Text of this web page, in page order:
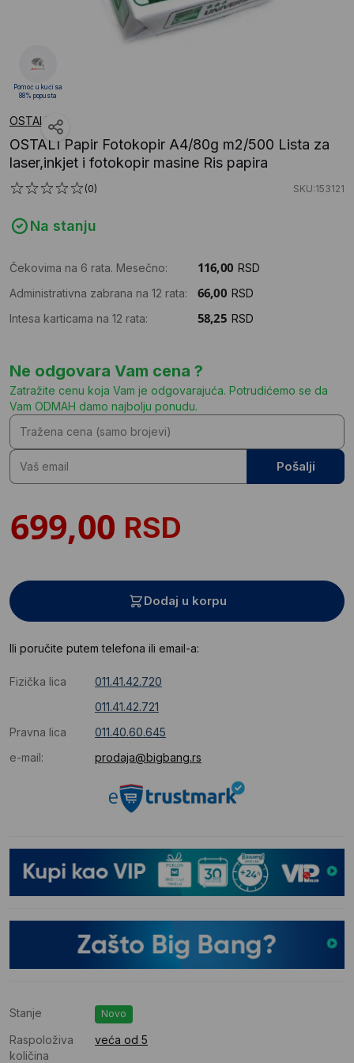
OSTALI
OSTALI Papir Fotokopir A4/80g m2/500 Lista za
laser,inkjet i fotokopir masine Ris papira
(0) SKU:153121
Na stanju
Čekovima na 6 rata. Mesečno:
RSD
Administrativna zabrana na 12 rata:
RSD
Intesa karticama na 12 rata:
RSD
Ne odgovara Vam cena ?
Zatražite cenu koja Vam je odgovarajuća. Potrudićemo se da
Vam ODMAH damo najbolju ponudu.
Pošalji
RSD
Dodaj u korpu
Ili poručite putem telefona ili email-a:
Fizička lica
011.41.42.720
011.41.42.721
Pravna lica
011.40.60.645
e-mail:
prodaja@bigbang.rs
Stanje Novo
Raspoloživa
količina
veća od 5
Pomoć u kući sa
88% popusta